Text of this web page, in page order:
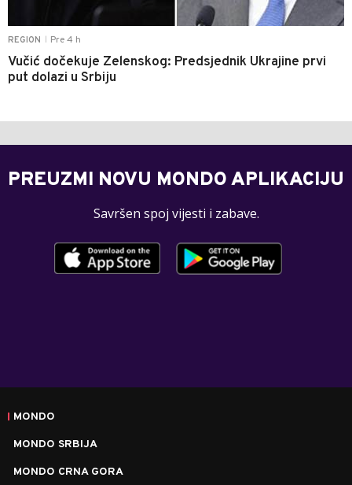
REGION Pre 4 h
Vučić dočekuje Zelenskog: Predsjednik Ukrajine prvi
put dolazi u Srbiju
PREUZMI NOVU MONDO APLIKACIJU
Savršen spoj vijesti i zabave.
MONDO
MONDO SRBIJA
MONDO CRNA GORA